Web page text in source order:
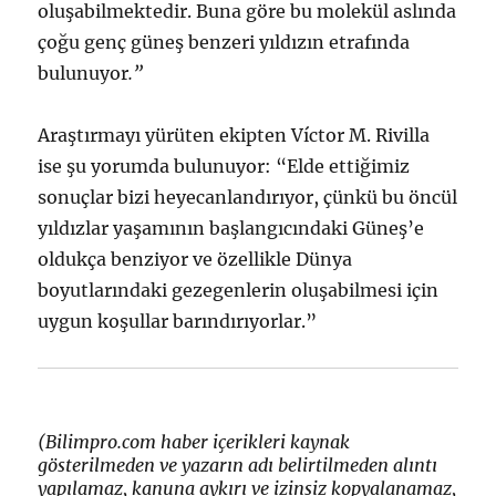
oluşabilmektedir. Buna göre bu molekül aslında
çoğu genç güneş benzeri yıldızın etrafında
bulunuyor.”
Araştırmayı yürüten ekipten Víctor M. Rivilla
ise şu yorumda bulunuyor: “Elde ettiğimiz
sonuçlar bizi heyecanlandırıyor, çünkü bu öncül
yıldızlar yaşamının başlangıcındaki Güneş’e
oldukça benziyor ve özellikle Dünya
boyutlarındaki gezegenlerin oluşabilmesi için
uygun koşullar barındırıyorlar.”
(Bilimpro.com haber içerikleri kaynak
gösterilmeden ve yazarın adı belirtilmeden alıntı
yapılamaz, kanuna aykırı ve izinsiz kopyalanamaz,